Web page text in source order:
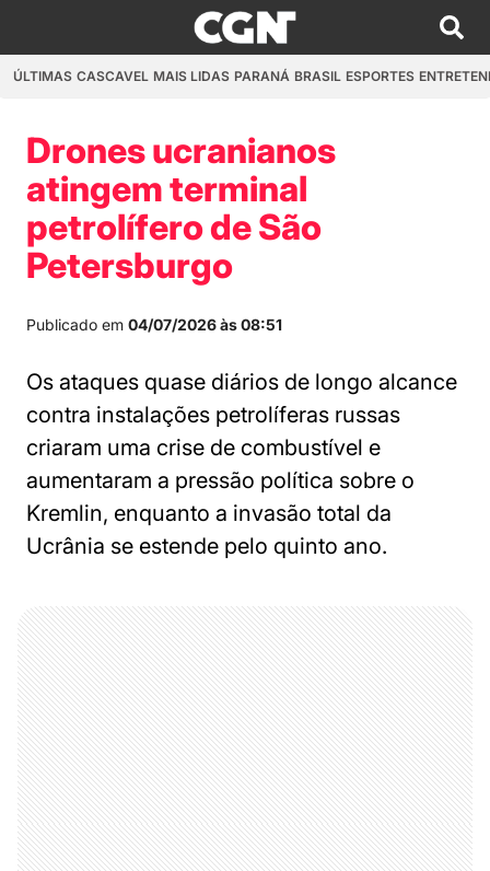
ÚLTIMAS CASCAVEL MAIS LIDAS PARANÁ BRASIL ESPORTES
Drones ucranianos
atingem terminal
petrolífero de São
Petersburgo
Publicado em 04/07/2026 às 08:51
Os ataques quase diários de longo alcance
contra instalações petrolíferas russas
criaram uma crise de combustível e
aumentaram a pressão política sobre o
Kremlin, enquanto a invasão total da
Ucrânia se estende pelo quinto ano.